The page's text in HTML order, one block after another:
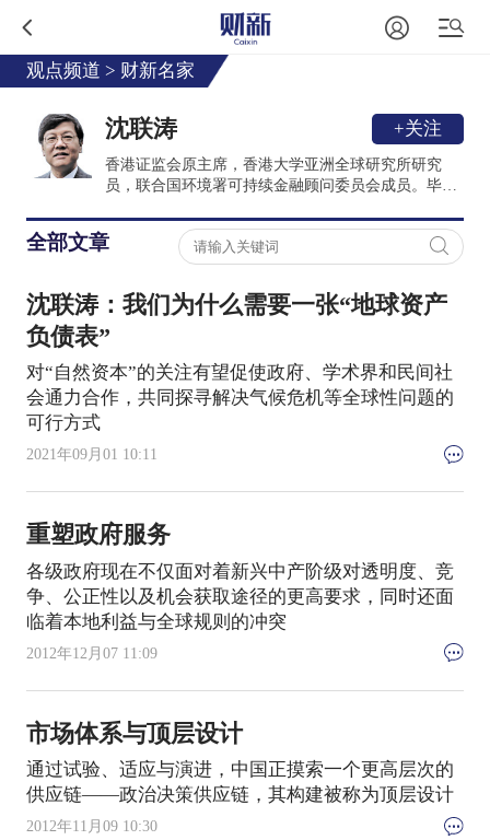
观点频道 > 财新名家
沈联涛 +关注
香港证监会原主席，香港大学亚洲全球研究所研究
员，联合国环境署可持续金融顾问委员会成员。毕业
位，1999年被该校授予荣誉法学博士学位。1976至
1989年曾担任马来西亚中央银行的不同职务。1989－
1993年于世界银行任职，担任金融发展部高级经理；
1993－1998年担任香港金融管理局副总裁，掌管储备
管理部及外事经研部；1998年10月至2005年9月连续
担任三届香港证券和期货委员会主席；2003年至2005
全部文章
沈联涛：我们为什么需要一张“地球资产
负债表”
对“自然资本”的关注有望促使政府、学术界和民间社
会通力合作，共同探寻解决气候危机等全球性问题的
可行方式
2021年09月01 10:11
重塑政府服务
各级政府现在不仅面对着新兴中产阶级对透明度、竞
争、公正性以及机会获取途径的更高要求，同时还面
临着本地利益与全球规则的冲突
2012年12月07 11:09
市场体系与顶层设计
通过试验、适应与演进，中国正摸索一个更高层次的
供应链——政治决策供应链，其构建被称为顶层设计
2012年11月09 10:30